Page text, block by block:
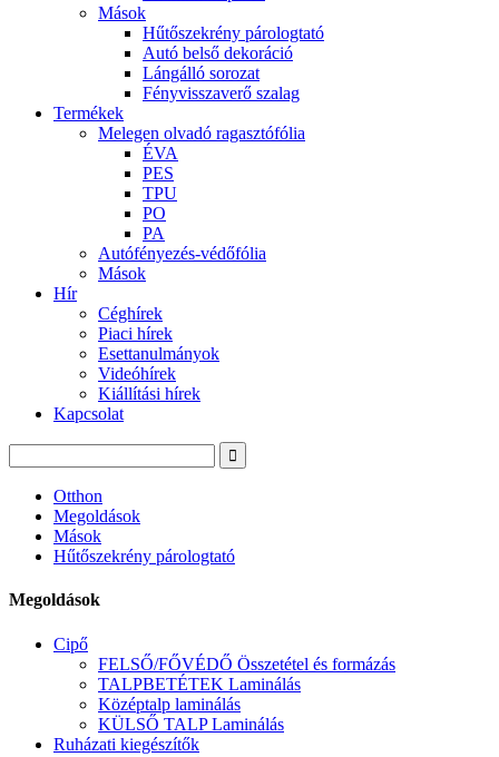
Mások
Hűtőszekrény párologtató
Autó belső dekoráció
Lángálló sorozat
Fényvisszaverő szalag
Termékek
Melegen olvadó ragasztófólia
ÉVA
PES
TPU
PO
PA
Autófényezés-védőfólia
Mások
Hír
Céghírek
Piaci hírek
Esettanulmányok
Videóhírek
Kiállítási hírek
Kapcsolat
Otthon
Megoldások
Mások
Hűtőszekrény párologtató
Megoldások
Cipő
FELSŐ/FŐVÉDŐ Összetétel és formázás
TALPBETÉTEK Laminálás
Középtalp laminálás
KÜLSŐ TALP Laminálás
Ruházati kiegészítők